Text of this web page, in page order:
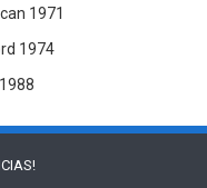
1971
1974